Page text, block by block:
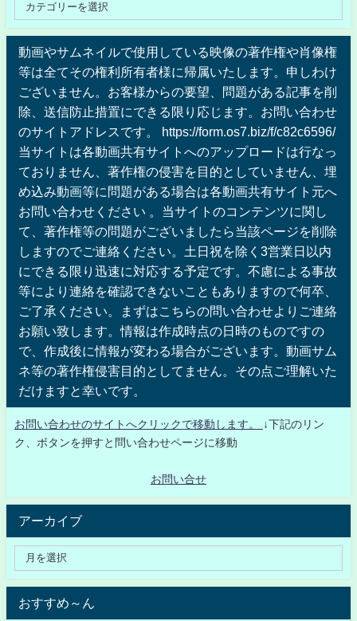
動画やサムネイルで使用している映像の著作権や肖像権
等は全てその権利所有者様に帰属いたします。申しわけ
ございません。お客様からの要望、問題がある記事を削
除、送信防止措置にできる限り応じます。お問い合わせ
のサイトアドレスです。 https://form.os7.biz/f/c82c6596/
当サイトは各動画共有サイトへのアップロードは行なっ
ておりません、著作権の侵害を目的としていません、埋
め込み動画等に問題がある場合は各動画共有サイト元へ
お問い合わせください 。当サイトのコンテンツに関し
て、著作権等の問題がございましたら当該ページを削除
しますのでご連絡ください。土日祝を除く3営業日以内
にできる限り迅速に対応する予定です。不慮による事故
等により連絡を確認できないこともありますので何卒、
ご了承ください。まずはこちらの問い合わせよりご連絡
お願い致します。情報は作成時点の日時のものですの
で、作成後に情報が変わる場合がございます。動画サム
ネ等の著作権侵害目的としてません。その点ご理解いた
だけますと幸いです。
お問い合わせのサイトへクリックで移動します。
↓下記のリン
ク、ボタンを押すと問い合わせページに移動
お問い合せ
アーカイブ
おすすめ～ん